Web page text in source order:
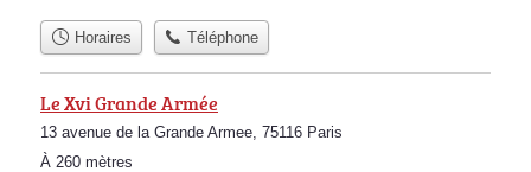
Horaires Téléphone
Le Xvi Grande Armée
13 avenue de la Grande Armee, 75116 Paris
À 260 mètres